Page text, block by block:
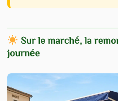
Sur le marché, la
journée